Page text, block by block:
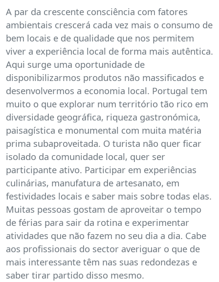
A par da crescente consciência com fatores
ambientais crescerá cada vez mais o consumo de
bem locais e de qualidade que nos permitem
viver a experiência local de forma mais autêntica.
Aqui surge uma oportunidade de
disponibilizarmos produtos não massificados e
desenvolvermos a economia local. Portugal tem
muito o que explorar num território tão rico em
diversidade geográfica, riqueza gastronómica,
paisagística e monumental com muita matéria
prima subaproveitada. O turista não quer ficar
isolado da comunidade local, quer ser
participante ativo. Participar em experiências
culinárias, manufatura de artesanato, em
festividades locais e saber mais sobre todas elas.
Muitas pessoas gostam de aproveitar o tempo
de férias para sair da rotina e experimentar
atividades que não fazem no seu dia a dia. Cabe
aos profissionais do sector averiguar o que de
mais interessante têm nas suas redondezas e
saber tirar partido disso mesmo.